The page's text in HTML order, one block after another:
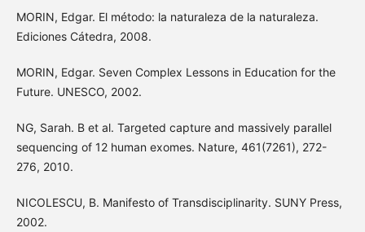
MORIN, Edgar. El método: la naturaleza de la naturaleza.
Ediciones Cátedra, 2008.
MORIN, Edgar. Seven Complex Lessons in Education for the
Future. UNESCO, 2002.
NG, Sarah. B et al. Targeted capture and massively parallel
sequencing of 12 human exomes. Nature, 461(7261), 272-
276, 2010.
NICOLESCU, B. Manifesto of Transdisciplinarity. SUNY Press,
2002.